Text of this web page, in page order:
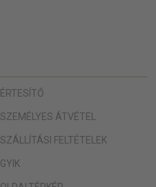
ÉRTESÍTŐ
SZEMÉLYES ÁTVÉTEL
SZÁLLÍTÁSI FELTÉTELEK
GYIK